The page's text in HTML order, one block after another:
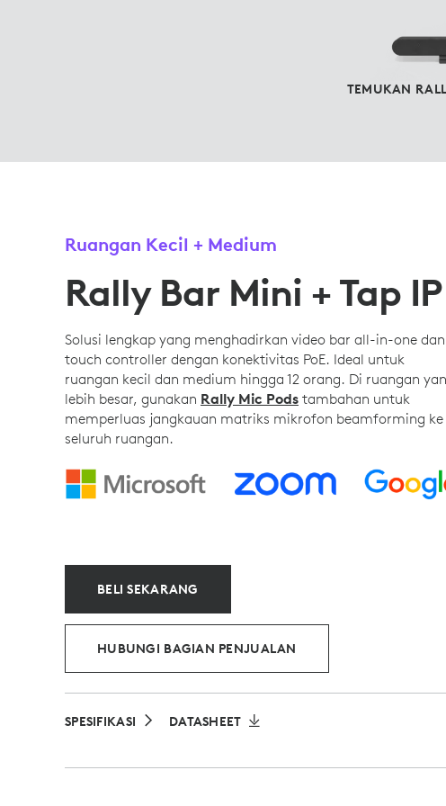
TEMUKAN
Ruangan Kecil + Medium
Rally Bar Mini + Tap IP
Solusi lengkap yang menghadirkan video bar all-in-one dan
touch controller dengan konektivitas PoE. Ideal untuk
ruangan kecil dan medium hingga 12 orang. Di ruangan
lebih besar, gunakan Rally Mic Pods tambahan untuk
memperluas jangkauan matriks mikrofon beamforming ke
seluruh ruangan.
BELI SEKARANG
HUBUNGI BAGIAN PENJUALAN
SPESIFIKASI DATASHEET